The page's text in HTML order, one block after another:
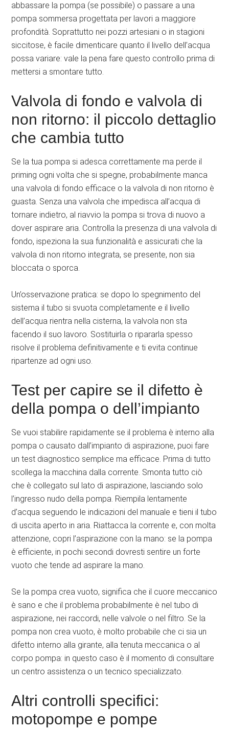
abbassare la pompa (se possibile) o passare a una
pompa sommersa progettata per lavori a maggiore
profondità. Soprattutto nei pozzi artesiani o in stagioni
siccitose, è facile dimenticare quanto il livello dell’acqua
possa variare: vale la pena fare questo controllo prima di
mettersi a smontare tutto.
Valvola di fondo e valvola di
non ritorno: il piccolo dettaglio
che cambia tutto
Se la tua pompa si adesca correttamente ma perde il
priming ogni volta che si spegne, probabilmente manca
una valvola di fondo efficace o la valvola di non ritorno è
guasta. Senza una valvola che impedisca all’acqua di
tornare indietro, al riavvio la pompa si trova di nuovo a
dover aspirare aria. Controlla la presenza di una valvola di
fondo, ispeziona la sua funzionalità e assicurati che la
valvola di non ritorno integrata, se presente, non sia
bloccata o sporca.
Un’osservazione pratica: se dopo lo spegnimento del
sistema il tubo si svuota completamente e il livello
dell’acqua rientra nella cisterna, la valvola non sta
facendo il suo lavoro. Sostituirla o ripararla spesso
risolve il problema definitivamente e ti evita continue
ripartenze ad ogni uso.
Test per capire se il difetto è
della pompa o dell’impianto
Se vuoi stabilire rapidamente se il problema è interno alla
pompa o causato dall’impianto di aspirazione, puoi fare
un test diagnostico semplice ma efficace. Prima di tutto
scollega la macchina dalla corrente. Smonta tutto ciò
che è collegato sul lato di aspirazione, lasciando solo
l’ingresso nudo della pompa. Riempila lentamente
d’acqua seguendo le indicazioni del manuale e tieni il tubo
di uscita aperto in aria. Riattacca la corrente e, con molta
attenzione, copri l’aspirazione con la mano: se la pompa
è efficiente, in pochi secondi dovresti sentire un forte
vuoto che tende ad aspirare la mano.
Se la pompa crea vuoto, significa che il cuore meccanico
è sano e che il problema probabilmente è nel tubo di
aspirazione, nei raccordi, nelle valvole o nel filtro. Se la
pompa non crea vuoto, è molto probabile che ci sia un
difetto interno alla girante, alla tenuta meccanica o al
corpo pompa: in questo caso è il momento di consultare
un centro assistenza o un tecnico specializzato.
Altri controlli specifici:
motopompe e pompe